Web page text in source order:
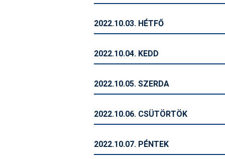
2022.10.03. HÉTFŐ
2022.10.04. KEDD
2022.10.05. SZERDA
2022.10.06. CSÜTÖRTÖK
2022.10.07. PÉNTEK